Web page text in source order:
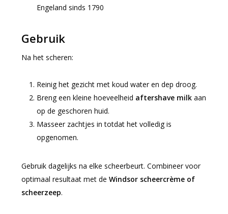
Engeland sinds 1790
Gebruik
Na het scheren:
Reinig het gezicht met koud water en dep droog.
Breng een kleine hoeveelheid aftershave milkaan
op de geschoren huid.
Masseer zachtjes in totdat het volledig is
opgenomen.
Gebruik dagelijks na elke scheerbeurt. Combineer voor
optimaal resultaat met de Windsor scheercrème of
scheerzeep.